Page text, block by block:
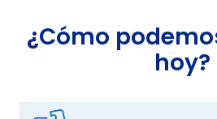
¿Cómo
hoy?